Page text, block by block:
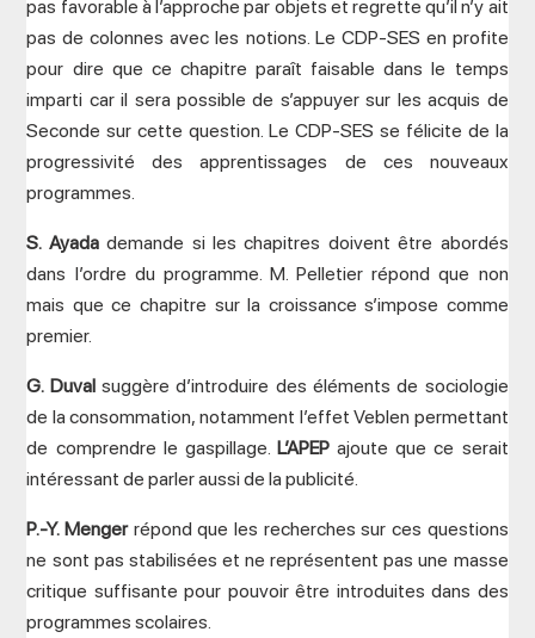
pas favorable à l’approche par objets et regrette qu’il n’y ait
pas de colonnes avec les notions. Le CDP-SES en profite
pour dire que ce chapitre paraît faisable dans le temps
imparti car il sera possible de s’appuyer sur les acquis de
Seconde sur cette question. Le CDP-SES se félicite de la
progressivité des apprentissages de ces nouveaux
programmes.
S. Ayadademande si les chapitres doivent être abordés
dans l’ordre du programme. M. Pelletier répond que non
mais que ce chapitre sur la croissance s’impose comme
premier.
G. Duvalsuggère d’introduire des éléments de sociologie
de la consommation, notamment l’effet Veblen permettant
de comprendre le gaspillage. L’APEP ajoute que ce serait
intéressant de parler aussi de la publicité.
P.-Y. Menger répond que les recherches sur ces questions
ne sont pas stabilisées et ne représentent pas une masse
critique suffisante pour pouvoir être introduites dans des
programmes scolaires.